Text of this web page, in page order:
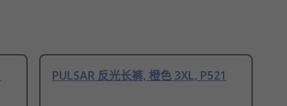
PULSAR 反光长裤, 橙色 3XL, P521